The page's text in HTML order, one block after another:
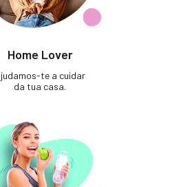
Home Lover
te a cuidar
da tua casa.